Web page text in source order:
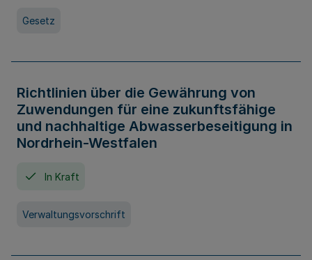
Gesetz
Richtlinien über die Gewährung von
Zuwendungen für eine zukunftsfähige
und nachhaltige Abwasserbeseitigung in
Nordrhein-Westfalen
In Kraft
Verwaltungsvorschrift